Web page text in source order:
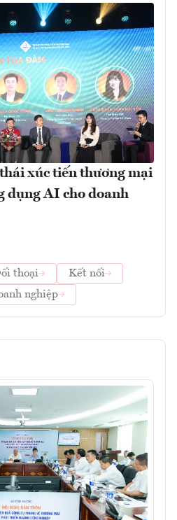
xúc tiến thương mại
dụng AI cho doanh
thoại
Kết nối
nghiệp